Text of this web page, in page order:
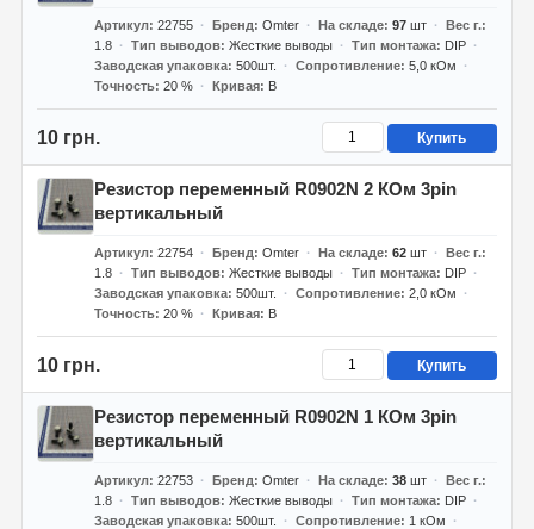
Артикул 22755 Бренд Omter На складе 97шт
Вес г.
1.8
Тип выводов Жесткие выводы Тип монтажа
DIP
Заводская упаковка 500шт. Сопротивление 5,0 кОм
Точность 20 % Кривая B
10 грн. Купить
Резистор переменный R0902N 2 КОм 3pin
вертикальный
Артикул 22754 Бренд Omter На складе 62шт
Вес г.
1.8
Тип выводов Жесткие выводы Тип монтажа
DIP
Заводская упаковка 500шт. Сопротивление 2,0 кОм
Точность 20 % Кривая B
10 грн. Купить
Резистор переменный R0902N 1 КОм 3pin
вертикальный
Артикул 22753 Бренд Omter На складе 38шт
Вес г.
1.8
Тип выводов Жесткие выводы Тип монтажа
DIP
Заводская упаковка 500шт. Сопротивление
1 кОм